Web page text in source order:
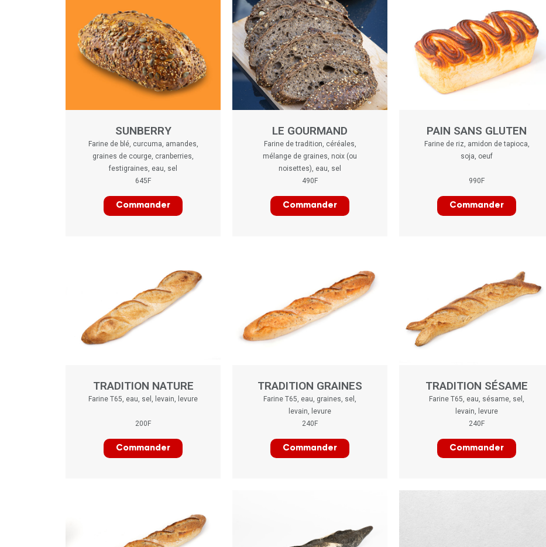
SUNBERRY
Farine de blé, curcuma, amandes,
graines de courge, cranberries,
festigraines, eau, sel
645F
Commander
LE GOURMAND
Farine de tradition, céréales,
mélange de graines, noix (ou
noisettes), eau, sel
490F
Commander
PAIN SANS GLUTEN
Farine de riz, amidon de tapioca,
soja, oeuf
990F
Commander
TRADITION NATURE
Farine T65, eau, sel, levain, levure
200F
Commander
TRADITION GRAINES
Farine T65, eau, graines, sel,
levain, levure
240F
Commander
TRADITION SÉSAME
Farine T65, eau, sésame, sel,
levain, levure
240F
Commander